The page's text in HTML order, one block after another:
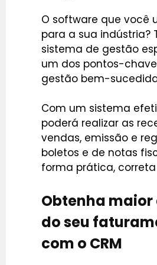
O software que você
para a sua indústria?
sistema de gestão
um dos pontos-
gestão bem-
Com um sistema
poderá realizar as
vendas, emissão e
boletos e de notas
forma prática,
Obtenha
do seu
com o CRM